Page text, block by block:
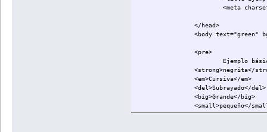
<meta
</head>
<body text="green"
<pre>
Ejemplo
<strong>negrita</
<em>Cursiva</em>
<del>Subrayado</del>
<big>Grande</big>
<small>pequeño</
Esto es